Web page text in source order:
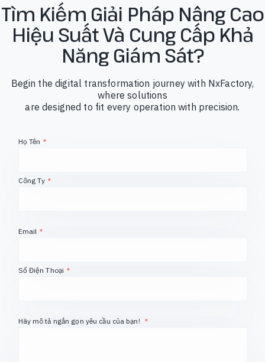
Tìm Kiếm Giải Pháp Nâng Cao
Hiệu Suất Và Cung Cấp Khả
Năng Giám Sát?
Begin the digital transformation journey with NxFactory,
where solutions
are designed to fit every operation with precision.
Họ Tên *
Công Ty *
Email *
Số Điện Thoại *
Hãy mô tả ngắn gọn yêu cầu của bạn! *